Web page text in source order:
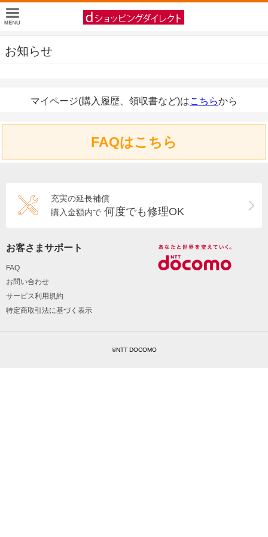
お知らせ
マイページ(購入履歴、領収書など)はこちらから
FAQはこちら
充実の延長補償
購入金額内で 何度でも修理OK
お客さまサポート
FAQ
お問い合わせ
サービス利用規約
特定商取引法に基づく表示
©NTT DOCOMO